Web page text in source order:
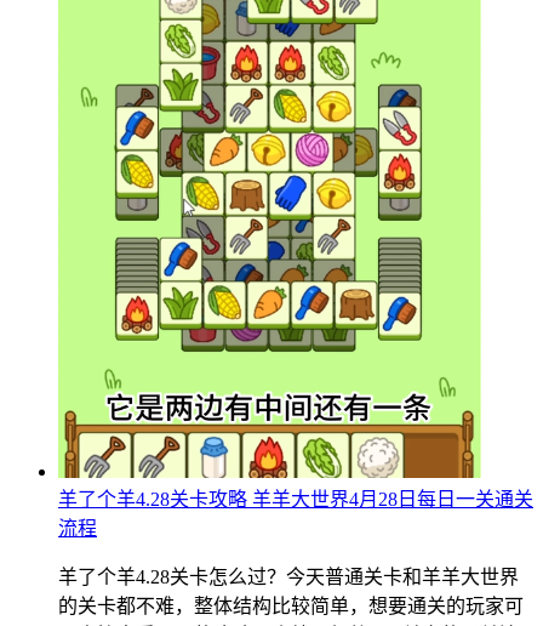
羊了个羊4.28关卡攻略 羊羊大世界4月28日每日一关通关
流程
羊了个羊4.28关卡怎么过？今天普通关卡和羊羊大世界
的关卡都不难，整体结构比较简单，想要通关的玩家可